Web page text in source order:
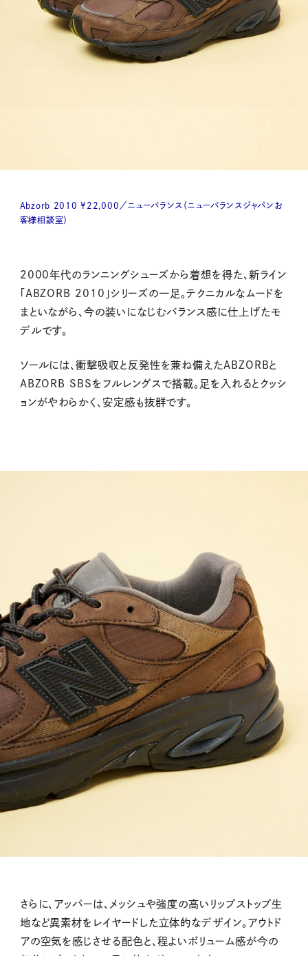
Abzorb 2010 ¥22,000／ニューバランス（ニューバランスジャパンお
客様相談室）
2000年代のランニングシューズから着想を得た、新ライン
「ABZORB 2010」シリーズの一足。テクニカルなムードを
まといながら、今の装いになじむバランス感に仕上げたモ
デルです。
ソールには、衝撃吸収と反発性を兼ね備えたABZORBと
ABZORB SBSをフルレングスで搭載。足を入れるとクッシ
ョンがやわらかく、安定感も抜群です。
さらに、アッパーは、メッシュや強度の高いリップストップ生
地など異素材をレイヤードした立体的なデザイン。アウトド
アの空気を感じさせる配色と、程よいボリューム感が今の